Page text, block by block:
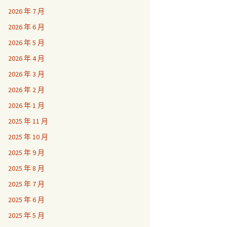
2026 年 7 月
2026 年 6 月
2026 年 5 月
2026 年 4 月
2026 年 3 月
2026 年 2 月
2026 年 1 月
2025 年 11 月
2025 年 10 月
2025 年 9 月
2025 年 8 月
2025 年 7 月
2025 年 6 月
2025 年 5 月